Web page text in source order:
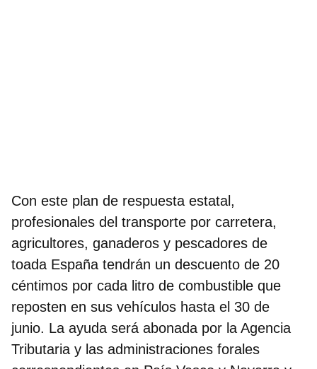
Con este plan de respuesta estatal,
profesionales del transporte por carretera,
agricultores, ganaderos y pescadores de
toada España tendrán un descuento de 20
céntimos por cada litro de combustible que
reposten en sus vehículos hasta el 30 de
junio. La ayuda será abonada por la Agencia
Tributaria y las administraciones forales